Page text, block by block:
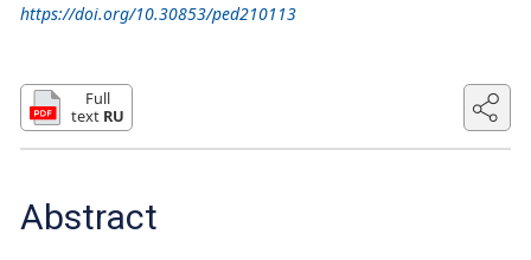
https://doi.org/10.30853/ped210113
Full
text RU
Abstract